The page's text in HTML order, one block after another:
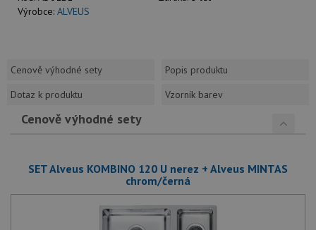
Výrobce: ALVEUS
Cenově výhodné sety
Popis produktu
Dotaz k produktu
Vzorník barev
Cenově výhodné sety
SET Alveus KOMBINO 120 U nerez + Alveus MINTAS
chrom/černá